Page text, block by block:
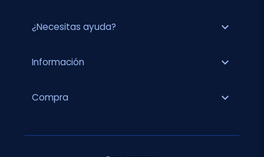
¿Necesitas ayuda? expand_more
Información expand_more
Compra expand_more